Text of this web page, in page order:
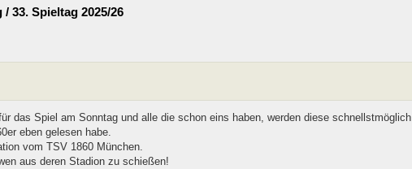
33. Spieltag 2025/26
das Spiel am Sonntag und alle die schon eins haben, werden diese
eben gelesen habe.
vom TSV 1860 München.
aus deren Stadion zu schießen!